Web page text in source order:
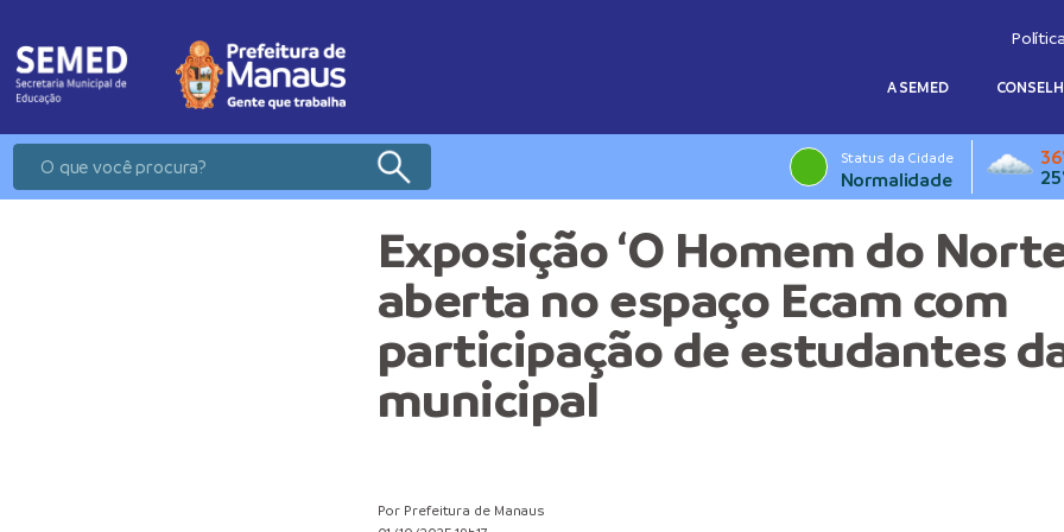
A SEMED
Status da Cidade
Normalidade
Exposição ‘O Homem do
aberta no espaço Ecam com
participação de estudantes
municipal
Por Prefeitura de Manaus